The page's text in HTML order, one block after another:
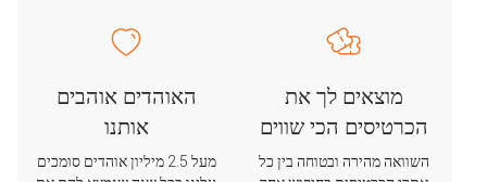
מוצאים לך את
הכרטיסים הכי שווים
השוואה מהירה ובטוחה בין כל
האוהדים אוהבים
אותנו
מעל 2.5 מיליון אוהדים סומכים